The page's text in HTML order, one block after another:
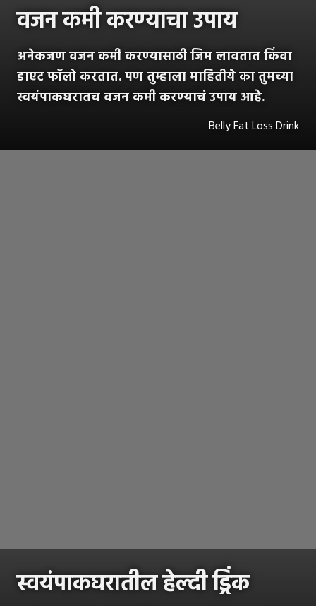
वजन कमी करण्याचा उपाय
अनेकजण वजन कमी करण्यासाठी जिम लावतात किंवा
डाएट फॉलो करतात. पण तुम्हाला माहितीये का तुमच्या
स्वयंपाकघरातच वजन कमी करण्याचं उपाय आहे.
Belly Fat Loss Drink
स्वयंपाकघरातील हेल्दी ड्रिंक